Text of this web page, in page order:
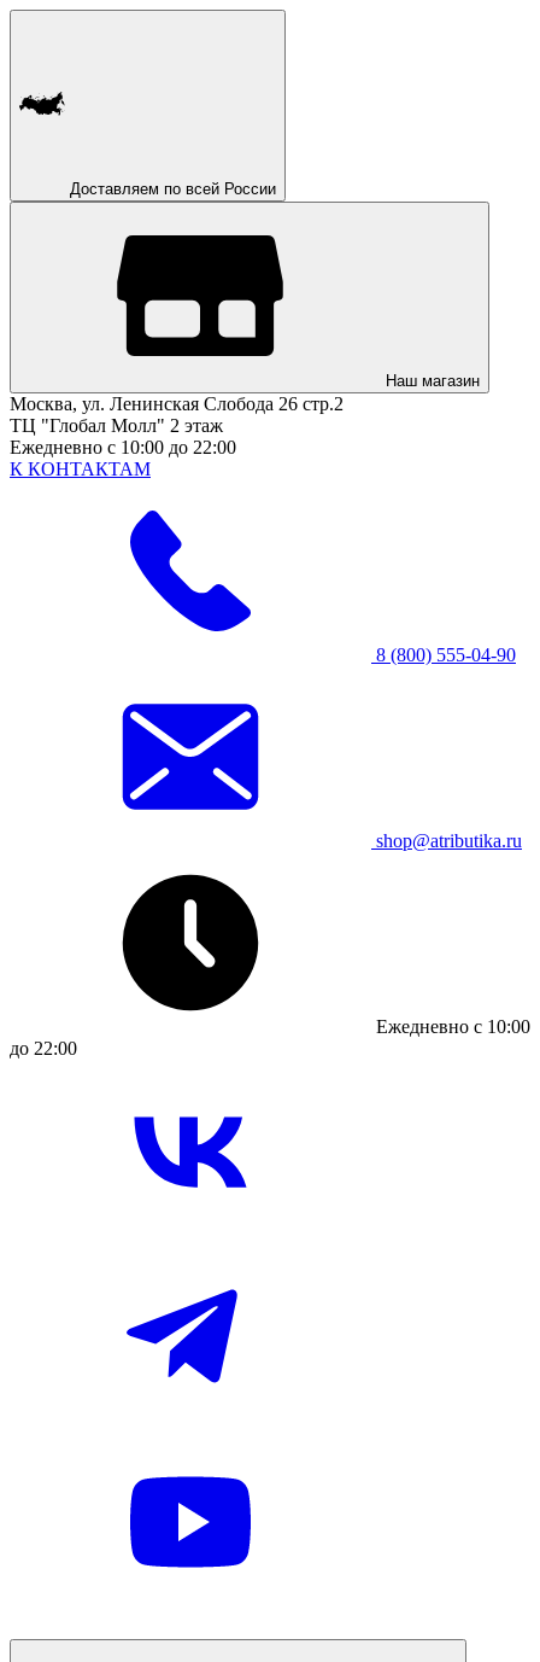
Доставляем по всей России
Наш магазин
Москва, ул. Ленинская Слобода 26 стр.2
ТЦ "Глобал Молл" 2 этаж
Ежедневно с 10:00 до 22:00
К КОНТАКТАМ
8 (800) 555-04-90
shop@atributika.ru
Ежедневно с 10:00
до 22:00